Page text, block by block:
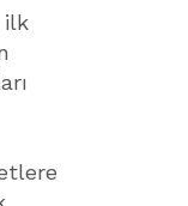
ilk